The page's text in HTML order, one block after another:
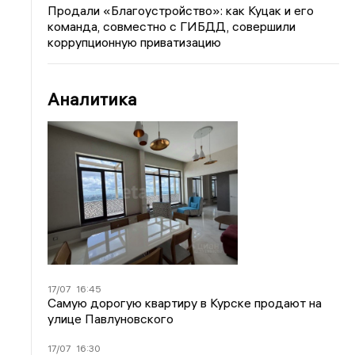
Продали «Благоустройство»: как Куцак и его
команда, совместно с ГИБДД, совершили
коррупционную приватизацию
Аналитика
17/07 16:45
Самую дорогую квартиру в Курске продают на
улице Павлуновского
17/07 16:30